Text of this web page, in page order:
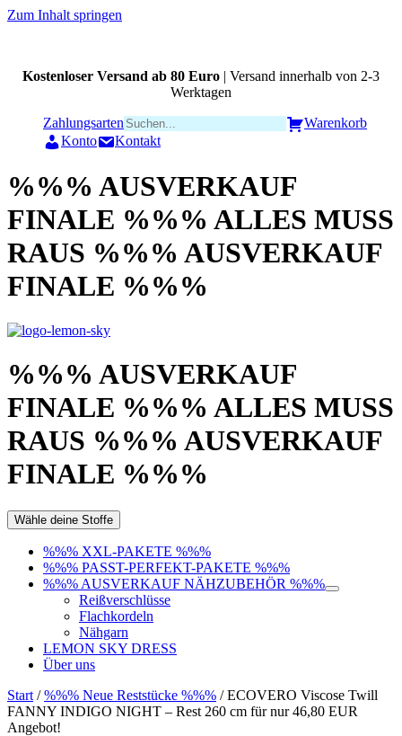
Zum Inhalt springen
Kostenloser Versand ab 80 Euro | Versand innerhalb von 2-3
Werktagen
Zahlungsarten
Warenkorb
Konto
Kontakt
%%% AUSVERKAUF
FINALE %%% ALLES MUSS
RAUS %%% AUSVERKAUF
FINALE %%%
%%% AUSVERKAUF
FINALE %%% ALLES MUSS
RAUS %%% AUSVERKAUF
FINALE %%%
Wähle deine Stoffe
%%% XXL-PAKETE %%%
%%% PASST-PERFEKT-PAKETE %%%
%%% AUSVERKAUF NÄHZUBEHÖR %%%
Reißverschlüsse
Flachkordeln
Nähgarn
LEMON SKY DRESS
Über uns
Start /%%% Neue Reststücke %%% / ECOVERO Viscose Twill
FANNY INDIGO NIGHT – Rest 260 cm für nur 46,80 EUR
Angebot!